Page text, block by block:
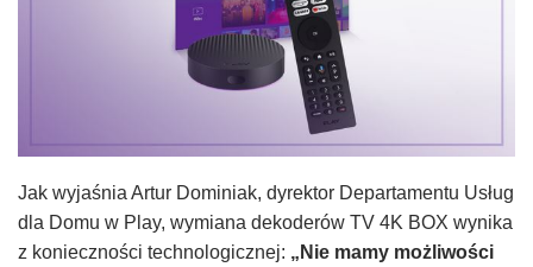
Jak wyjaśnia Artur Dominiak, dyrektor Departamentu Usług
dla Domu w Play, wymiana dekoderów TV 4K BOX wynika
z konieczności technologicznej: „Nie mamy możliwości